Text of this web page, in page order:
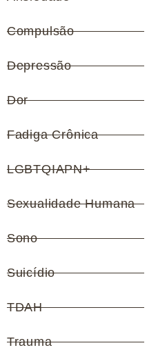
Compulsão
Depressão
Dor
Fadiga Crônica
LGBTQIAPN+
Sexualidade Humana
Sono
Suicídio
TDAH
Trauma